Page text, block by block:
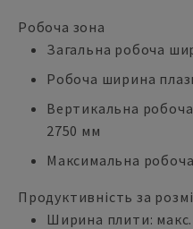
Робоча зона
Загальна робоча
Робоча ширина
Вертикальна
2750 мм
Максимальна
Продуктивність за
Ширина плити: